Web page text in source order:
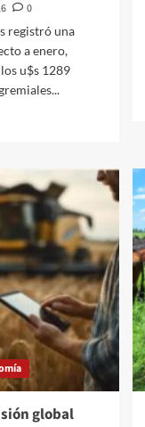
0
registró una
a enero,
u$s 1289
global